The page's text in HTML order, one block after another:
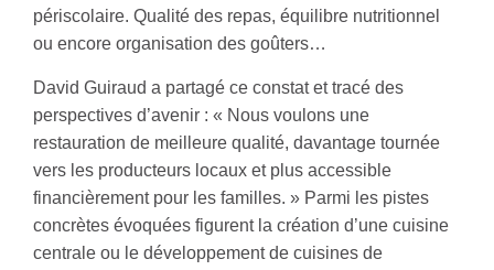
périscolaire. Qualité des repas, équilibre nutritionnel
ou encore organisation des goûters…
David Guiraud a partagé ce constat et tracé des
perspectives d’avenir : « Nous voulons une
restauration de meilleure qualité, davantage tournée
vers les producteurs locaux et plus accessible
financièrement pour les familles. » Parmi les pistes
concrètes évoquées figurent la création d’une cuisine
centrale ou le développement de cuisines de